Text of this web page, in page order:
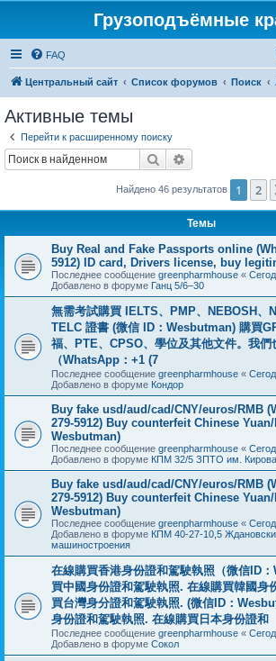
Грузоподъёмные
FAQ
Центральный сайт Список форумов Поиск
Активные темы
Перейти к расширенному поиску
Поиск
Найдено 46 результатов 1 2
Темы
Buy Real and Fake Passports online
5912) ID card, Drivers license, buy
Последнее сообщение greenpharmhouse «
Добавлено в форуме Ганц 5/6–30
無需考試購買 IELTS、PMP、NEBOSH、
TELC 證書 (微信 ID：Wesbutman) 購買
福、PTE、CPSO、學位及其他文件。我們
（WhatsApp：+1 (7
Последнее сообщение greenpharmhouse «
Добавлено в форуме Кондор
Buy fake usd/aud/cad/CNY/euros/RMB
279-5912) Buy counterfeit Chinese Yuan/
Wesbutman)
Последнее сообщение greenpharmhouse «
Добавлено в форуме КПМ 32/5 ЗПТО им. Кирова
Buy fake usd/aud/cad/CNY/euros/RMB
279-5912) Buy counterfeit Chinese Yuan/
Wesbutman)
Последнее сообщение greenpharmhouse «
Добавлено в форуме КПМ 40-27-10,5
машиностроения
在線購買香港身份證和駕駛執照（微信ID
買中國身份證和駕駛執照. 在線購買韓國身
買台灣身分證和駕駛執照. (微信ID：
身份證和駕駛執照. 在線購買日本身份證和
Последнее сообщение greenpharmhouse «
Добавлено в форуме Сокол